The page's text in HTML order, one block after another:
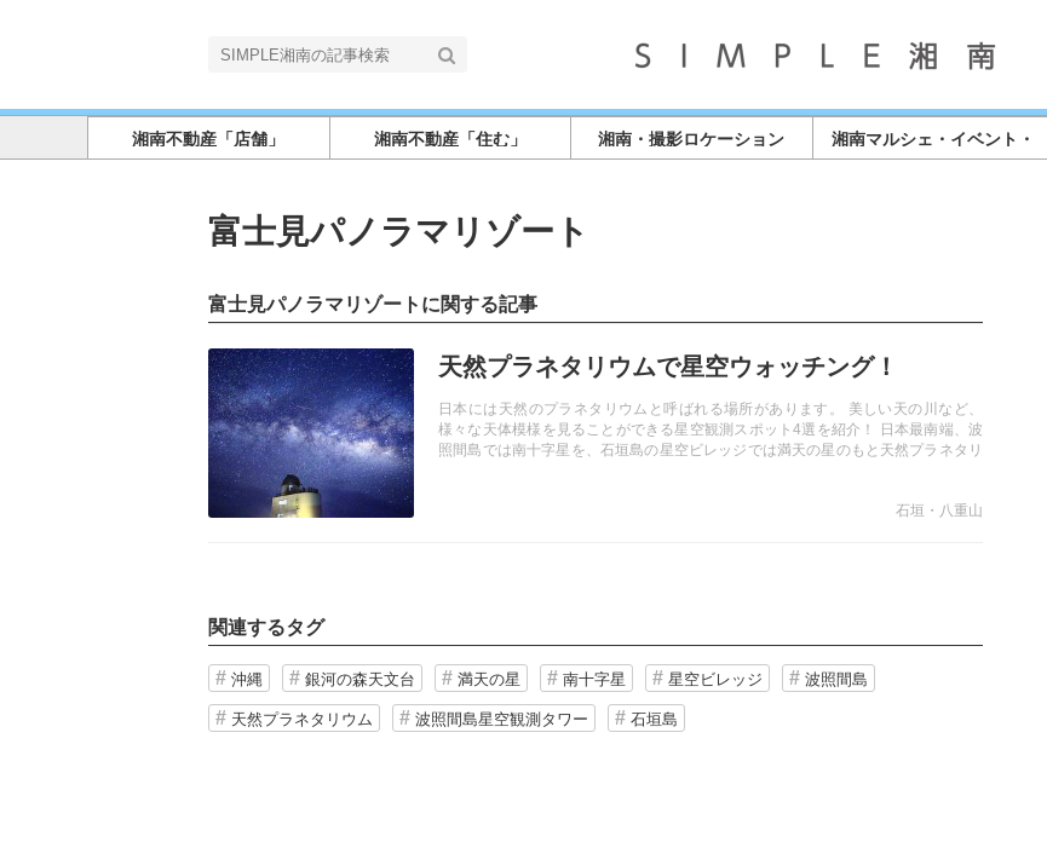
湘南不動産「店舗」 湘南不動産「住む」 湘南・撮影ロケーション
湘南マルシェ・イベント・
店舗情報
富士見パノラマリゾート
富士見パノラマリゾートに関する記事
天然プラネタリウムで星空ウォッチング！
日本には天然のプラネタリウムと呼ばれる場所があります。 美しい天の川など、
様々な天体模様を見ることができる星空観測スポット4選を紹介！ 日本最南端、波
照間島では南十字星を、石垣島の星空ビレッジでは満天の星のもと天然プラネタリ
石垣・八重山
関連するタグ
沖縄 銀河の森天文台 満天の星 南十字星 星空ビレッジ 波照間島
天然プラネタリウム 波照間島星空観測タワー 石垣島
記事を読む